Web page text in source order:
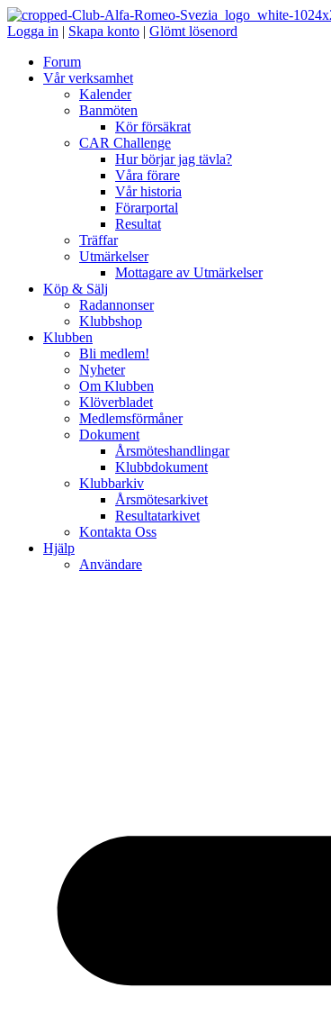
Logga in | Skapa konto | Glömt lösenord
Forum
Vår verksamhet
Kalender
Banmöten
Kör försäkrat
CAR Challenge
Hur börjar jag tävla?
Våra förare
Vår historia
Förarportal
Resultat
Träffar
Utmärkelser
Mottagare av Utmärkelser
Köp & Sälj
Radannonser
Klubbshop
Klubben
Bli medlem!
Nyheter
Om Klubben
Klöverbladet
Medlemsförmåner
Dokument
Årsmöteshandlingar
Klubbdokument
Klubbarkiv
Årsmötesarkivet
Resultatarkivet
Kontakta Oss
Hjälp
Användare